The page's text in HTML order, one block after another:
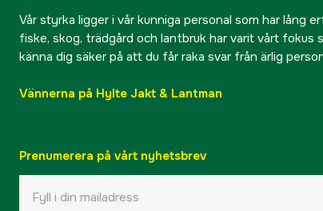
Vår styrka ligger i vår kunniga personal som har lång
fiske, skog, trädgård och lantbruk har varit vårt fokus
känna dig säker på att du får raka svar från ärlig
Vännerna på Hylte Jakt & Lantman
Prenumerera på vårt nyhetsbrev